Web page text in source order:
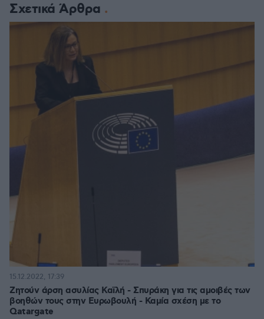
Σχετικά Άρθρα
Ζητούν άρση ασυλίας Καϊλή - Σπυράκη για τις αμοιβές των
βοηθών τους στην Ευρωβουλή - Καμία σχέση με το
Qatargate
15.12.2022, 17:39